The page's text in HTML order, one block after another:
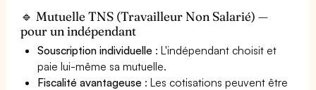
🔹 Mutuelle TNS (Travailleur Non Salarié) —
pour un indépendant
Souscription individuelle : L'indépendant choisit et
paie lui-même sa mutuelle.
Fiscalité avantageuse : Les cotisations peuvent être